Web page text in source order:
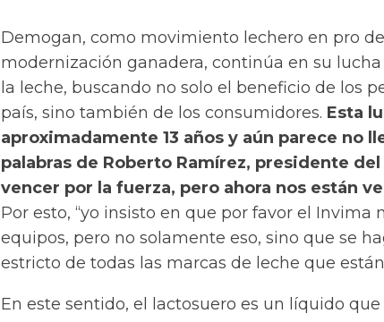
Demogan, como movimiento lechero en pro
modernización ganadera, continúa en su
la leche, buscando no solo el beneficio de los
país, sino también de los consumidores. Esta
aproximadamente 13 años y aún parece no
palabras de Roberto Ramírez, presidente
vencer por la fuerza, pero ahora nos están
Por esto, “yo insisto en que por favor el Invima
equipos, pero no solamente eso, sino que se
estricto de todas las marcas de leche que
En este sentido, el lactosuero es un líquido